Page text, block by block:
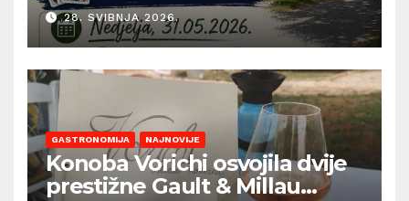
28. SVIBNJA 2026.
GASTRONOMIJA NAJNOVIJE
Konoba Vorichi osvojila dvije
prestižne Gault & Millau